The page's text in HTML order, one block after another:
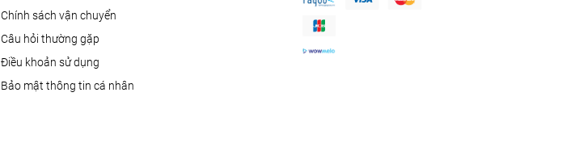
Chính sách vận chuyển
Câu hỏi thường gặp
Điều khoản sử dụng
Bảo mật thông tin cá nhân